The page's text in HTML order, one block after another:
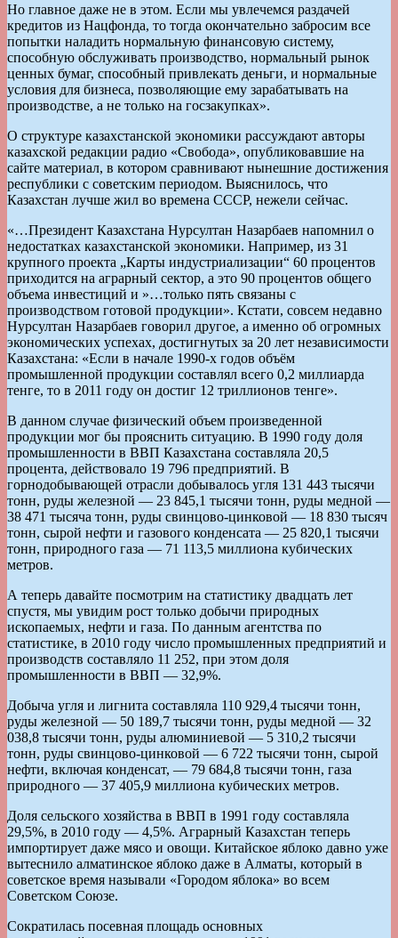
Но главное даже не в этом. Если мы увлечемся раздачей
кредитов из Нацфонда, то тогда окончательно забросим все
попытки наладить нормальную финансовую систему,
способную обслуживать производство, нормальный рынок
ценных бумаг, способный привлекать деньги, и нормальные
условия для бизнеса, позволяющие ему зарабатывать на
производстве, а не только на госзакупках».
О структуре казахстанской экономики рассуждают авторы
казахской редакции радио «Свобода», опубликовавшие на
сайте материал, в котором сравнивают нынешние достижения
республики с советским периодом. Выяснилось, что
Казахстан лучше жил во времена СССР, нежели сейчас.
«…Президент Казахстана Нурсултан Назарбаев напомнил о
недостатках казахстанской экономики. Например, из 31
крупного проекта „Карты индустриализации“ 60 процентов
приходится на аграрный сектор, а это 90 процентов общего
объема инвестиций и »…только пять связаны с
производством готовой продукции». Кстати, совсем недавно
Нурсултан Назарбаев говорил другое, а именно об огромных
экономических успехах, достигнутых за 20 лет независимости
Казахстана: «Если в начале 1990-х годов объём
промышленной продукции составлял всего 0,2 миллиарда
тенге, то в 2011 году он достиг 12 триллионов тенге».
В данном случае физический объем произведенной
продукции мог бы прояснить ситуацию. В 1990 году доля
промышленности в ВВП Казахстана составляла 20,5
процента, действовало 19 796 предприятий. В
горнодобывающей отрасли добывалось угля 131 443 тысячи
тонн, руды железной — 23 845,1 тысячи тонн, руды медной —
38 471 тысяча тонн, руды свинцово-цинковой — 18 830 тысяч
тонн, сырой нефти и газового конденсата — 25 820,1 тысячи
тонн, природного газа — 71 113,5 миллиона кубических
метров.
А теперь давайте посмотрим на статистику двадцать лет
спустя, мы увидим рост только добычи природных
ископаемых, нефти и газа. По данным агентства по
статистике, в 2010 году число промышленных предприятий и
производств составляло 11 252, при этом доля
промышленности в ВВП — 32,9%.
Добыча угля и лигнита составляла 110 929,4 тысячи тонн,
руды железной — 50 189,7 тысячи тонн, руды медной — 32
038,8 тысячи тонн, руды алюминиевой — 5 310,2 тысячи
тонн, руды свинцово-цинковой — 6 722 тысячи тонн, сырой
нефти, включая конденсат, — 79 684,8 тысячи тонн, газа
природного — 37 405,9 миллиона кубических метров.
Доля сельского хозяйства в ВВП в 1991 году составляла
29,5%, в 2010 году — 4,5%. Аграрный Казахстан теперь
импортирует даже мясо и овощи. Китайское яблоко давно уже
вытеснило алматинское яблоко даже в Алматы, который в
советское время называли «Городом яблока» во всем
Советском Союзе.
Сократилась посевная площадь основных